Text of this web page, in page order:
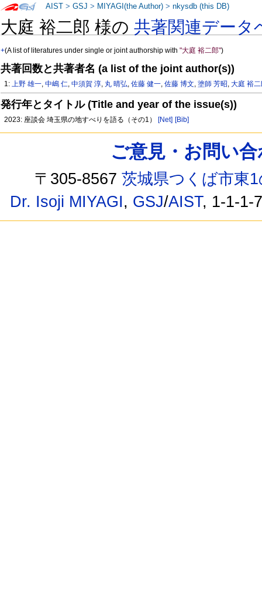
大庭 裕二郎 様の共著関連データ
+(A list of literatures under single or joint authorship with"大庭 裕二郎")
共著回数と共著者名 (a list of the joint author(s))
1:上野 雄一,中嶋 仁,中須賀 淳, 丸 晴弘,佐藤 健一,佐藤 博文,塗師 芳昭,大庭 裕
発行年とタイトル (Title and year of the issue(s))
2023: 座談会 埼玉県の地すべりを語る（その1） [Net] [Bib]
AIST >GSJ > MIYAGI(the Author) >nkysdb (this DB)
ご意見・お問い
〒305-8567茨城県つくば市東
Dr. Isoji MIYAGI, GSJ/AIST, 1-1-1-